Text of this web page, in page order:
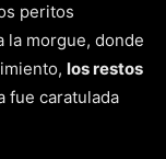
peritos
la morgue, donde
los restos
fue caratulada